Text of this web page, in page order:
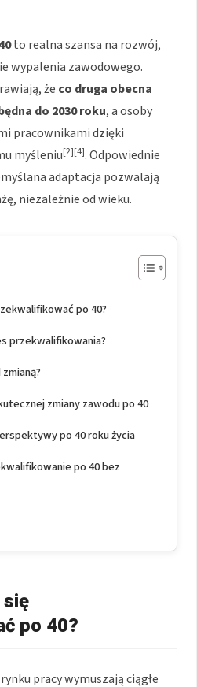
to realna szansa na rozwój,
wypalenia zawodowego.
że co druga obecna
do 2030 roku, a osoby
pracownikami dzięki
myśleniu[2][4]. Odpowiednie
adaptacja pozwalają
niezależnie od wieku.
po 40?
przekwalifikowania?
zmiany zawodu po 40
po 40 roku życia
po 40 bez
się
po 40?
pracy wymuszają ciągłe